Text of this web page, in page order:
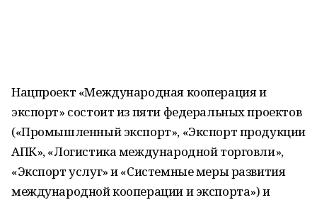
Нацпроект «Международная кооперация и
экспорт» состоит из пяти федеральных проектов
(«Промышленный экспорт», «Экспорт продукции
АПК», «Логистика международной торговли»,
«Экспорт услуг» и «Системные меры развития
международной кооперации и экспорта») и